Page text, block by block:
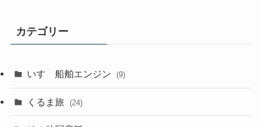
カテゴリー
いすゞ船舶エンジン (9)
くるま旅 (24)